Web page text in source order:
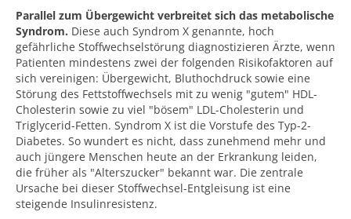
Parallel zum Übergewicht verbreitet sich das metabolische
Syndrom. Diese auch Syndrom X genannte, hoch
gefährliche Stoffwechselstörung diagnostizieren Ärzte, wenn
Patienten mindestens zwei der folgenden Risikofaktoren auf
sich vereinigen: Übergewicht, Bluthochdruck sowie eine
Störung des Fettstoffwechsels mit zu wenig "gutem" HDL-
Cholesterin sowie zu viel "bösem" LDL-Cholesterin und
Triglycerid-Fetten. Syndrom X ist die Vorstufe des Typ-2-
Diabetes. So wundert es nicht, dass zunehmend mehr und
auch jüngere Menschen heute an der Erkrankung leiden,
die früher als "Alterszucker" bekannt war. Die zentrale
Ursache bei dieser Stoffwechsel-Entgleisung ist eine
steigende Insulinresistenz.